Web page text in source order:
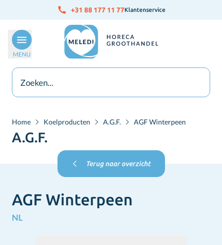
Ga naar de inhoud +31 88 177 11 77Klantenservice
MENU
Home Koelproducten A.G.F. AGF Winterpeen
A.G.F.
Terug naar overzicht
AGF Winterpeen
NL